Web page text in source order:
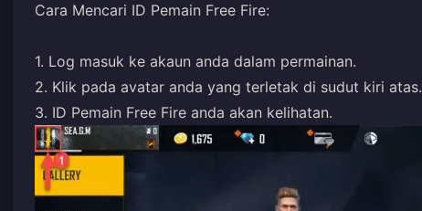
Cara Mencari ID Pemain Free Fire:
1. Log masuk ke akaun anda dalam permainan.
2. Klik pada avatar anda yang terletak di sudut kiri atas.
3. ID Pemain Free Fire anda akan kelihatan.